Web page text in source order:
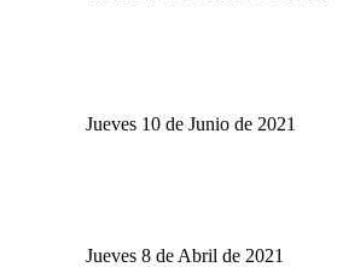
Jueves 10 de Junio de 2021
Jueves 8 de Abril de 2021